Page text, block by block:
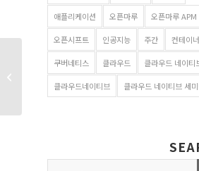
애플리케이션 오픈마루 오픈마루 APM
오픈시프트 인공지능 주간 컨테이너
쿠버네티스 클라우드 클라우드 네이티
클라우드네이티브 클라우드 네이티브 세
서울숲피크닉 – 오픈마루
임직원 나들이를 위한
피크닉...